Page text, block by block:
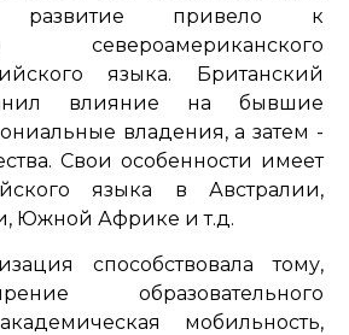
развитие привело к
североамериканского
языка. Британский
влияние на бывшие
владения, а затем -
Свои особенности имеет
языка в Австралии,
Южной Африке и т.д.
способствовала тому,
образовательного
мобильность,